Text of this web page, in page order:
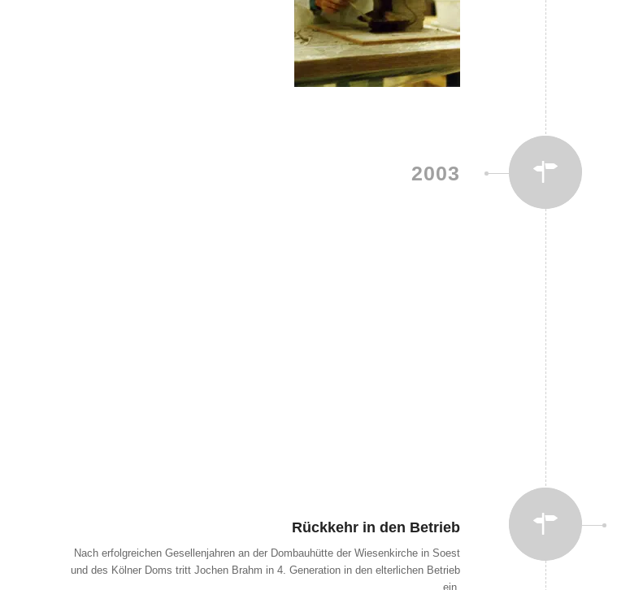
2003
Rückkehr in den Betrieb
Nach erfolgreichen Gesellenjahren an der Dombauhütte der Wiesenkirche in Soest
und des Kölner Doms tritt Jochen Brahm in 4. Generation in den elterlichen Betrieb
ein.